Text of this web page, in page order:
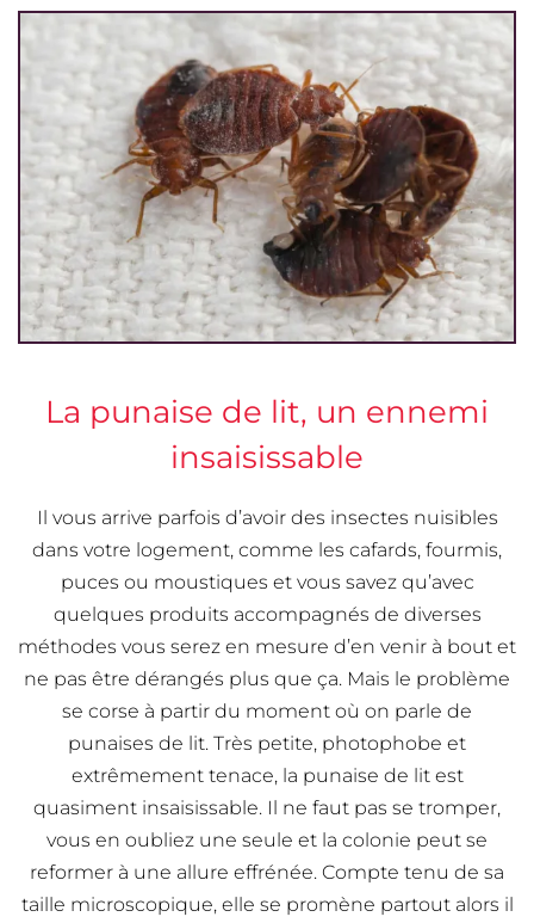
La punaise de lit, un ennemi
insaisissable
Il vous arrive parfois d’avoir des insectes nuisibles
dans votre logement, comme les cafards, fourmis,
puces ou moustiques et vous savez qu’avec
quelques produits accompagnés de diverses
méthodes vous serez en mesure d’en venir à bout et
ne pas être dérangés plus que ça. Mais le problème
se corse à partir du moment où on parle de
punaises de lit. Très petite, photophobe et
extrêmement tenace, la punaise de lit est
quasiment insaisissable. Il ne faut pas se tromper,
vous en oubliez une seule et la colonie peut se
reformer à une allure effrénée. Compte tenu de sa
taille microscopique, elle se promène partout alors il